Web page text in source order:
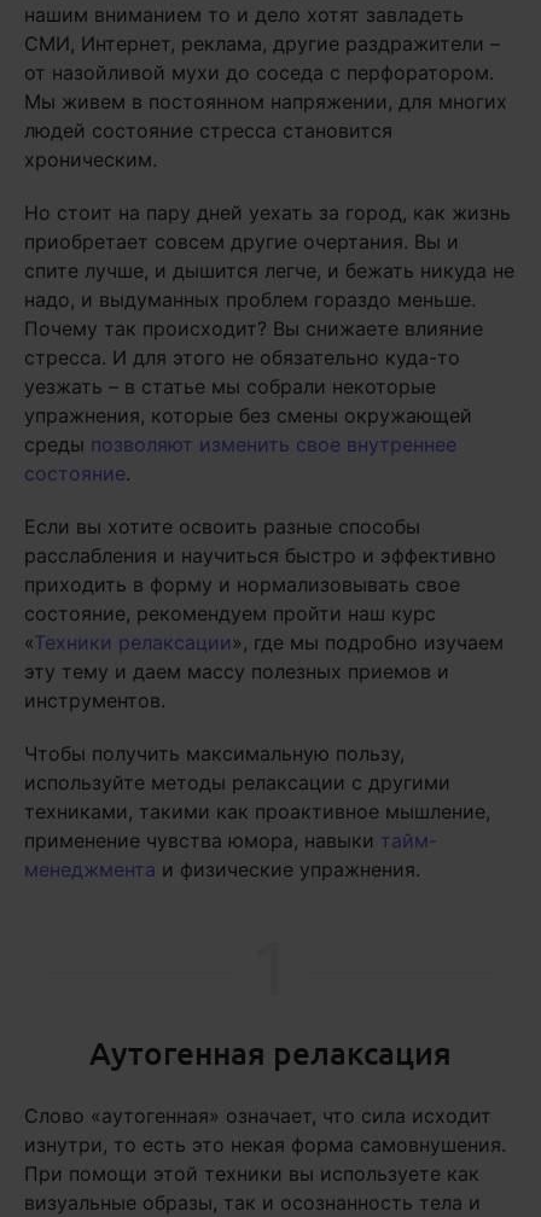
нашим вниманием то и дело хотят завладеть
СМИ, Интернет, реклама, другие раздражители –
от назойливой мухи до соседа с перфоратором.
Мы живем в постоянном напряжении, для многих
людей состояние стресса становится
хроническим.
Но стоит на пару дней уехать за город, как жизнь
приобретает совсем другие очертания. Вы и
спите лучше, и дышится легче, и бежать никуда не
надо, и выдуманных проблем гораздо меньше.
Почему так происходит? Вы снижаете влияние
стресса. И для этого не обязательно куда-то
уезжать – в статье мы собрали некоторые
упражнения, которые без смены окружающей
среды позволяют изменить свое внутреннее
состояние.
Если вы хотите освоить разные способы
расслабления и научиться быстро и эффективно
приходить в форму и нормализовывать свое
состояние, рекомендуем пройти наш курс
«Техники релаксации», где мы подробно изучаем
эту тему и даем массу полезных приемов и
инструментов.
Чтобы получить максимальную пользу,
используйте методы релаксации с другими
техниками, такими как проактивное мышление,
применение чувства юмора, навыки тайм-
менеджмента и физические упражнения.
Аутогенная релаксация
Слово «аутогенная» означает, что сила исходит
изнутри, то есть это некая форма самовнушения.
При помощи этой техники вы используете как
визуальные образы, так и осознанность тела и